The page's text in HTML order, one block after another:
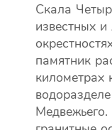
Скала
известных
памятник
километрах